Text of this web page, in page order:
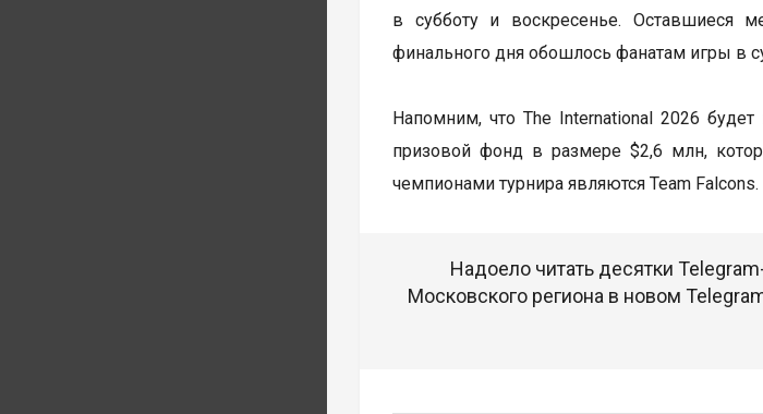
в субботу и воскресенье. Оставшиеся
финального дня обошлось фанатам игры в
Напомним, что The International 2026
призовой фонд в размере $2,6 млн,
чемпионами турнира являются Team Falcons.
Надоело читать десятки
Московского региона в новом